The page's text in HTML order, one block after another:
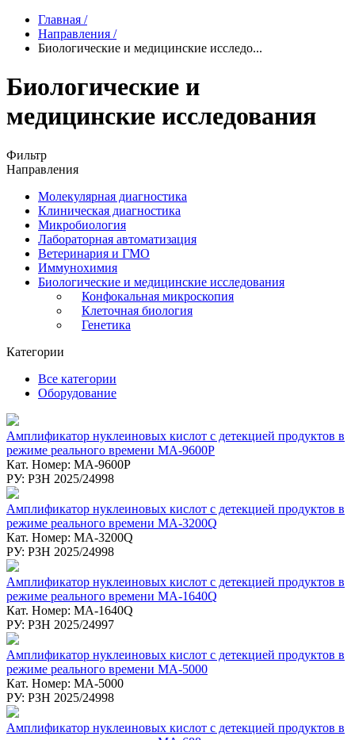
Главная /
Направления /
Биологические и медицинские исследо...
Биологические и
медицинские исследования
Фильтр
Направления
Молекулярная диагностика
Клиническая диагностика
Микробиология
Лабораторная автоматизация
Ветеринария и ГМО
Иммунохимия
Биологические и медицинские исследования
Конфокальная микроскопия
Клеточная биология
Генетика
Категории
Все категории
Оборудование
Амплификатор нуклеиновых кислот с детекцией продуктов в
режиме реального времени MA-9600P
Кат. Номер: MA-9600P
РУ: РЗН 2025/24998
Амплификатор нуклеиновых кислот с детекцией продуктов в
режиме реального времени MA-3200Q
Кат. Номер: MA-3200Q
РУ: РЗН 2025/24998
Амплификатор нуклеиновых кислот с детекцией продуктов в
режиме реального времени MA-1640Q
Кат. Номер: MA-1640Q
РУ: РЗН 2025/24997
Амплификатор нуклеиновых кислот с детекцией продуктов в
режиме реального времени MA-5000
Кат. Номер: MA-5000
РУ: РЗН 2025/24998
Амплификатор нуклеиновых кислот с детекцией продуктов в